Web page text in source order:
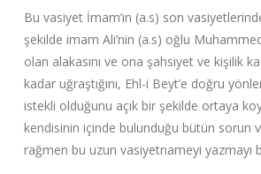
Bu vasiyet İmam’ın (a.s) son
şekilde imam Ali’nin (a.s) oğlu
olan alakasını ve ona şahsiyet ve kişilik
kadar uğraştığını, Ehl-i Beyt’e doğru
istekli olduğunu açık bir şekilde ortaya
kendisinin içinde bulunduğu bütün sorun
rağmen bu uzun vasiyetnameyi yazmayı